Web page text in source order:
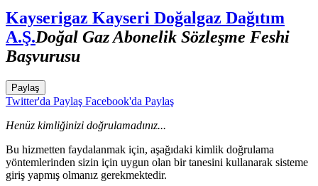
Kayserigaz Kayseri Doğalgaz Dağıtım
A.Ş.Doğal Gaz Abonelik Sözleşme Feshi
Başvurusu
Paylaş
Twitter'da Paylaş Facebook'da Paylaş
Henüz kimliğinizi doğrulamadınız...
Bu hizmetten faydalanmak için, aşağıdaki kimlik doğrulama
yöntemlerinden sizin için uygun olan bir tanesini kullanarak sisteme
giriş yapmış olmanız gerekmektedir.